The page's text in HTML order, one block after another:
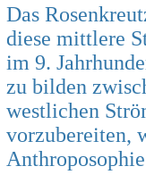
Das
diese mittlere
im 9.
zu bilden
westlichen
vorzubereiten,